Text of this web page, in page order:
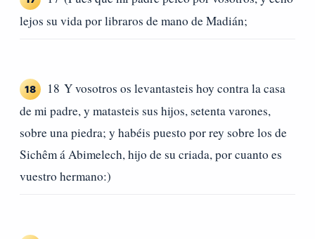
lejos su vida por libraros de mano de Madián;
18
18 Y vosotros os levantasteis hoy contra la casa
de mi padre, y matasteis sus hijos, setenta varones,
sobre una piedra; y habéis puesto por rey sobre los de
Sichêm á Abimelech, hijo de su criada, por cuanto es
vuestro hermano:)